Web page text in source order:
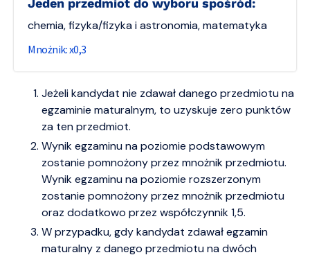
jeden przedmiot do wyboru spośród:
chemia, fizyka/fizyka i astronomia, matematyka
0,3
Jeżeli kandydat nie zdawał danego przedmiotu na
egzaminie maturalnym, to uzyskuje zero punktów
za ten przedmiot.
Wynik egzaminu na poziomie podstawowym
zostanie pomnożony przez mnożnik przedmiotu.
Wynik egzaminu na poziomie rozszerzonym
zostanie pomnożony przez mnożnik przedmiotu
oraz dodatkowo przez współczynnik 1,5.
W przypadku, gdy kandydat zdawał egzamin
maturalny z danego przedmiotu na dwóch